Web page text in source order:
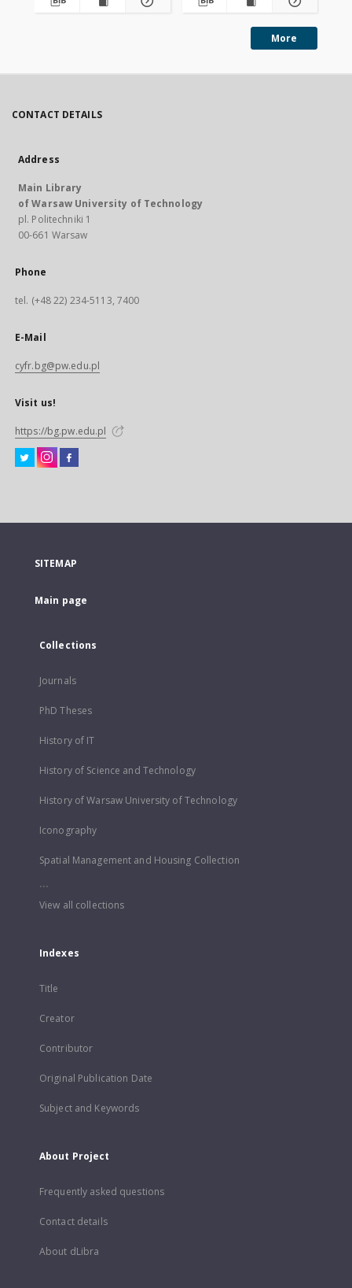
More
CONTACT DETAILS
Address
Main Library
of Warsaw University of Technology
pl. Politechniki 1
00-661 Warsaw
Phone
tel. (+48 22) 234-5113, 7400
E-Mail
cyfr.bg@pw.edu.pl
Visit us!
https://bg.pw.edu.pl
SITEMAP
Main page
Collections
Journals
PhD Theses
History of IT
History of Science and Technology
History of Warsaw University of Technology
Iconography
Spatial Management and Housing Collection
...
View all collections
Indexes
Title
Creator
Contributor
Original Publication Date
Subject and Keywords
About Project
Frequently asked questions
Contact details
About dLibra